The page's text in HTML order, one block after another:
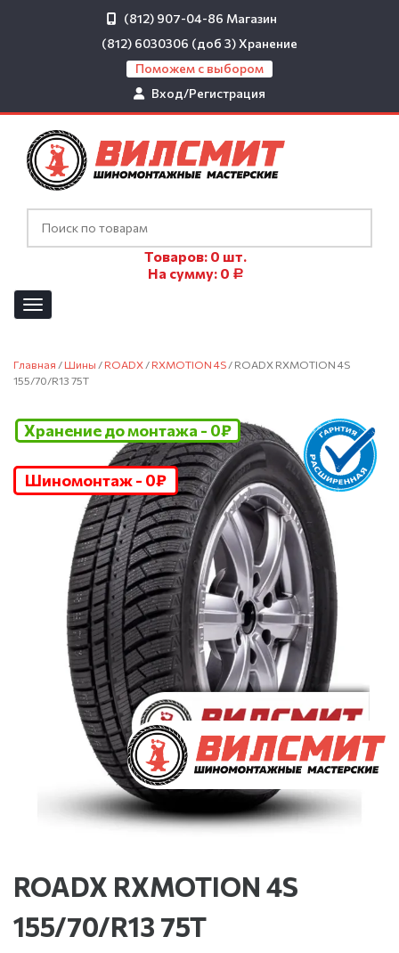
(812) 907-04-86 Магазин
(812) 6030306 (доб 3)Хранение
Поможем с выбором
Вход/Регистрация
Товаров: 0 шт.
На сумму: 0 Р
Главная / Шины / ROADX / RXMOTION 4S / ROADX RXMOTION 4S
155/70/R13 75T
Шиномонтаж - 0₽
Хранение до монтажа - 0₽
ROADX RXMOTION 4S
155/70/R13 75T